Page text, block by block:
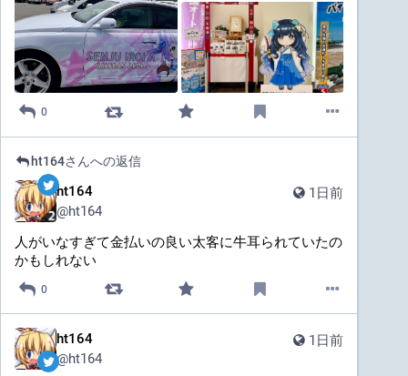
0
ht164さんへの返信
1日前
ht164
@ht164
人がいなすぎて金払いの良い太客に牛耳られていたの
かもしれない
0
1日前
ht164
@ht164